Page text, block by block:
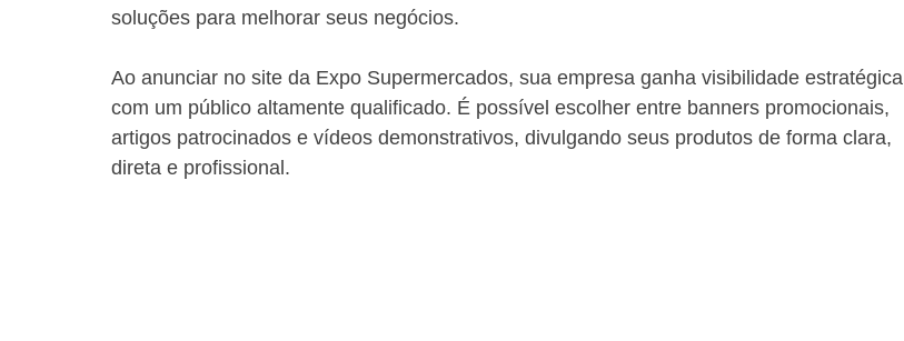
soluções para melhorar seus negócios.
Ao anunciar no site da Expo Supermercados, sua empresa ganha visibilidade estratégica
com um público altamente qualificado. É possível escolher entre banners promocionais,
artigos patrocinados e vídeos demonstrativos, divulgando seus produtos de forma clara,
direta e profissional.